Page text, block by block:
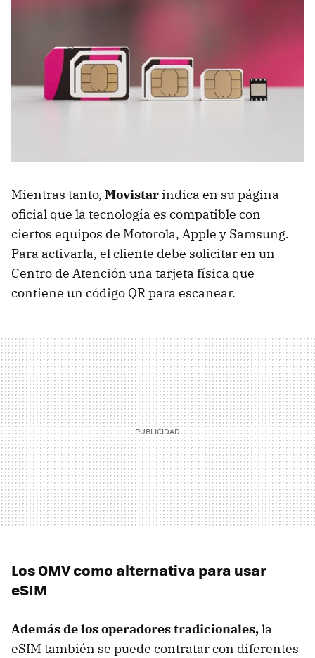
Mientras tanto, Movistar indica en su página
oficial que la tecnología es compatible con
ciertos equipos de Motorola, Apple y Samsung.
Para activarla, el cliente debe solicitar en un
Centro de Atención una tarjeta física que
contiene un código QR para escanear.
Los OMV como alternativa para usar
eSIM
Además de los operadores tradicionales,la
eSIM también se puede contratar con diferentes